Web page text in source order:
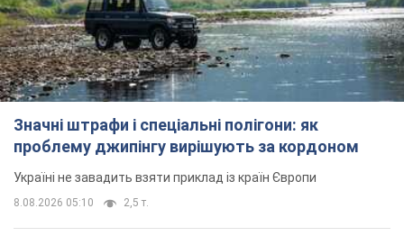
На Прикарпатті після аномальної
спеки пройшла потужна злива:
дороги перетворились на річки.
Відео
Негода накрила Івано-Франківщину та
8.08.2026 09:27
Жінці нарахували 729 тис. грн боргу
за газ через покази зіпсованого
лічильника: суддя ухвалив